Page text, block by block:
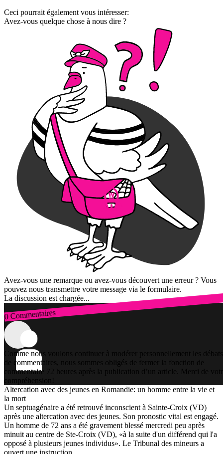
Ceci pourrait également vous intéresser:
Avez-vous quelque chose à nous dire ?
Avez-vous une remarque ou avez-vous découvert une erreur ? Vous
pouvez nous transmettre votre message via le formulaire.
La discussion est chargée...
0 Commentaires
Connexion
Comme nous voulons continuer à modérer personnellement les débats
de commentaires, nous sommes obligés de fermer la fonction de
commentaire 72 heures après la publication d’un article. Merci de
compréhension!
Altercation avec des jeunes en Romandie: un homme entre la vie et
la mort
Un septuagénaire a été retrouvé inconscient à Sainte-Croix (VD)
après une altercation avec des jeunes. Son pronostic vital est engagé.
Un homme de 72 ans a été gravement blessé mercredi peu après
minuit au centre de Ste-Croix (VD), «à la suite d'un différend qui l'a
opposé à plusieurs jeunes individus». Le Tribunal des mineurs a